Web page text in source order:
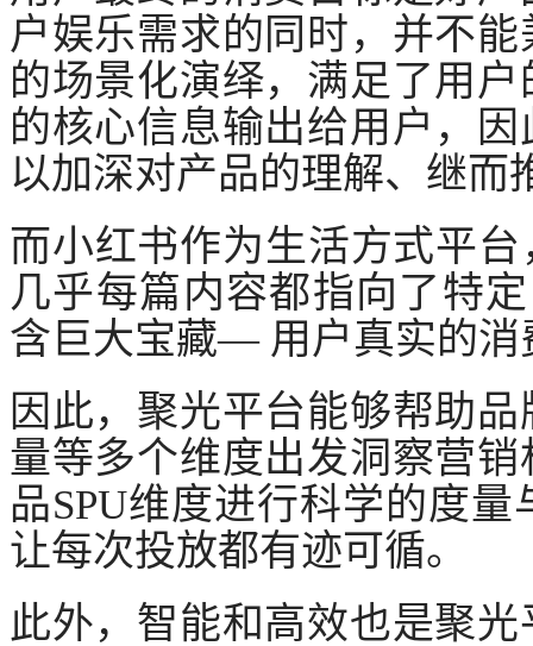
户娱乐需求的同时，并不
的场景化演绎，满足了用
的核心信息输出给用户，
以加深对产品的理解、继而
而小红书作为生活方式平
几乎每篇内容都指向了特
含巨大宝藏— 用户真实的消
因此，聚光平台能够帮助
量等多个维度出发洞察营
品SPU维度进行科学的度
让每次投放都有迹可循。
此外，智能和高效也是聚